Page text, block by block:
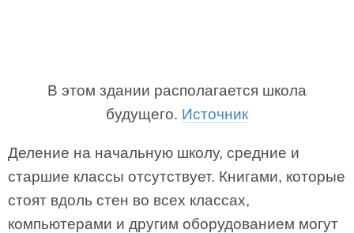
В этом здании располагается школа
будущего. Источник
Деление на начальную школу, средние и
старшие классы отсутствует. Книгами, которые
стоят вдоль стен во всех классах,
компьютерами и другим оборудованием могут